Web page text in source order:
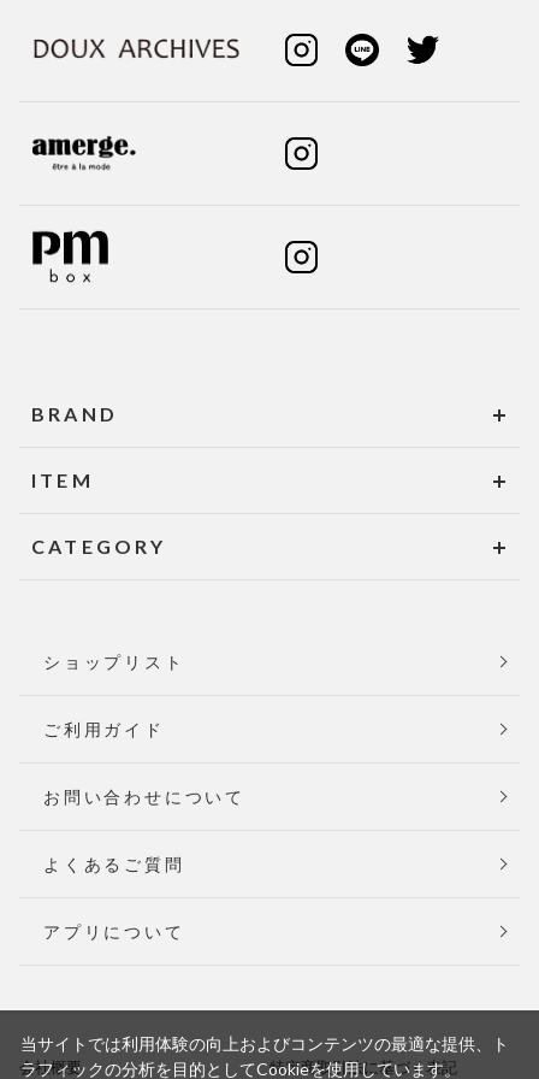
BRAND
ITEM
CATEGORY
ショップリスト
ご利用ガイド
お問い合わせについて
よくあるご質問
アプリについて
会社概要 特定商取引法に基づく表記
当サイトでは利用体験の向上およびコンテンツの最適な提供、ト
ラフィックの分析を目的としてCookieを使用しています。